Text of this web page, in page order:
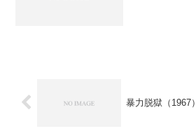
暴力脱獄（1967）